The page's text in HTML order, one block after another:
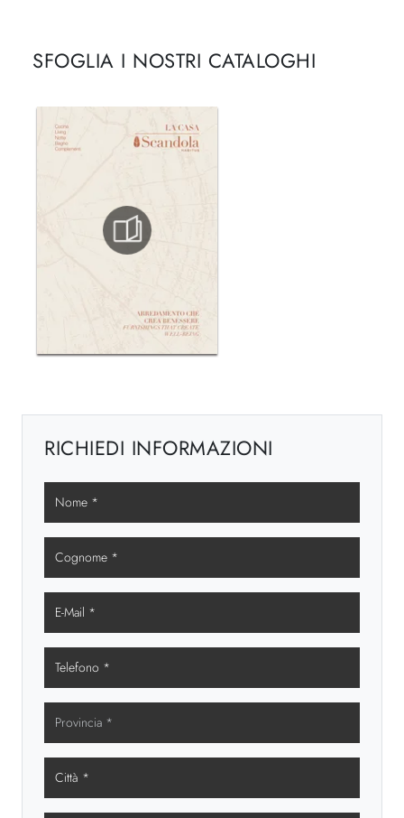
SFOGLIA I NOSTRI CATALOGHI
RICHIEDI INFORMAZIONI